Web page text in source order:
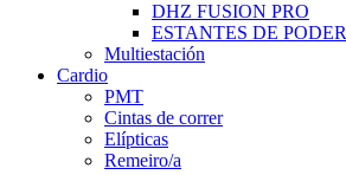
DHZ FUSION PRO
ESTANTES DE PODER
Multiestación
Cardio
PMT
Cintas de correr
Elípticas
Remeiro/a